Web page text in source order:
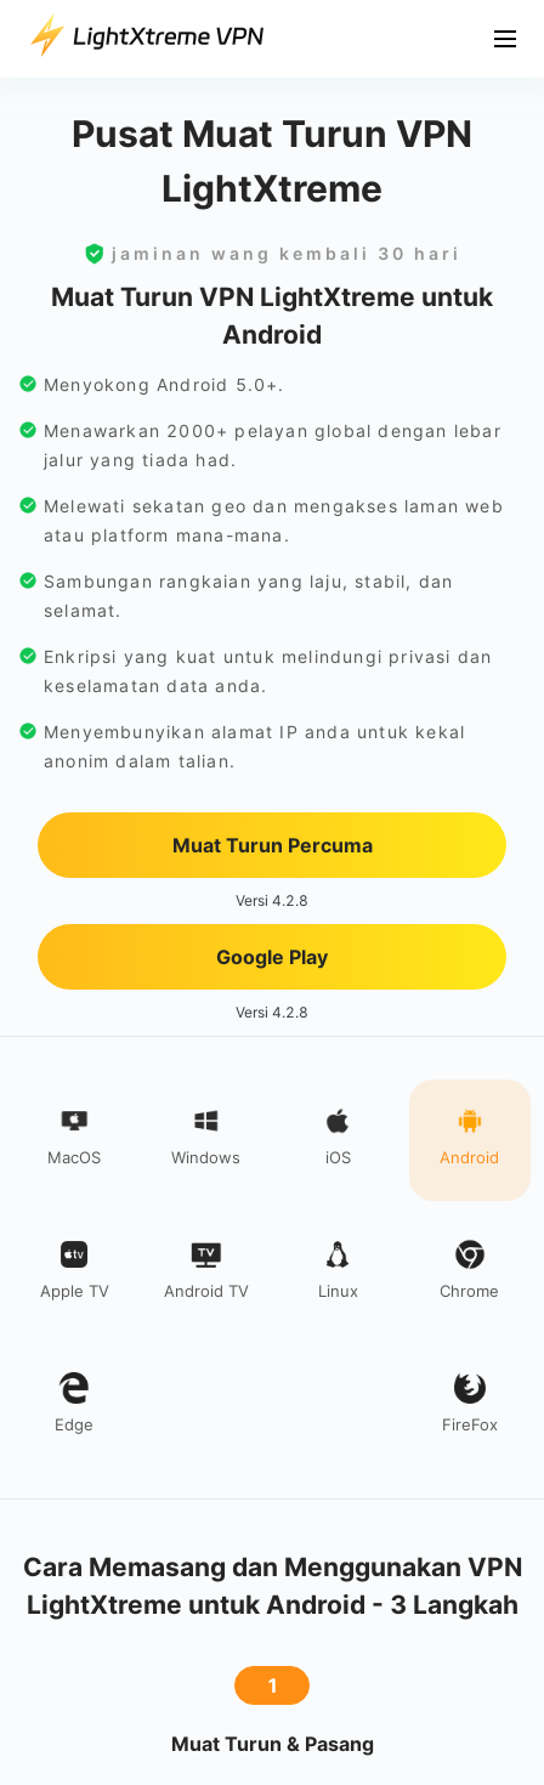
Pusat Muat Turun VPN
LightXtreme
jaminan wang kembali 30 hari
Muat Turun VPN LightXtreme untuk
Android
Menyokong Android 5.0+.
Menawarkan 2000+ pelayan global dengan lebar
jalur yang tiada had.
Melewati sekatan geo dan mengakses laman web
atau platform mana-mana.
Sambungan rangkaian yang laju, stabil, dan
selamat.
Enkripsi yang kuat untuk melindungi privasi dan
keselamatan data anda.
Menyembunyikan alamat IP anda untuk kekal
anonim dalam talian.
Muat Turun Percuma
Versi 4.2.8
Google Play
Versi 4.2.8
MacOS Windows iOS Android
Apple TV Android TV Linux Chrome
Edge FireFox
Cara Memasang dan Menggunakan VPN
LightXtreme untuk Android - 3 Langkah
1
Muat Turun & Pasang